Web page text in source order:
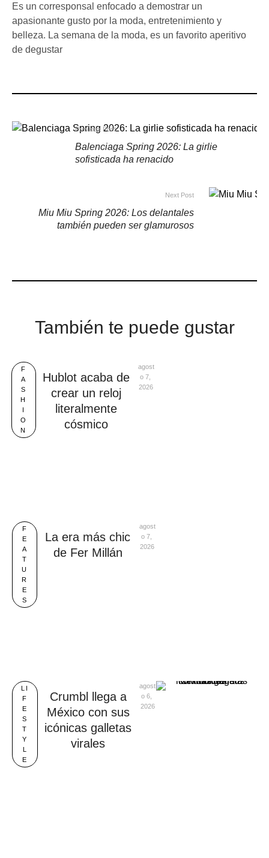
Es un corresponsal enfocado a demostrar un
apasionante gusto por la moda, entretenimiento y
belleza. La semana de la moda, es un favorito aperitivo
de degustar
Previous Post
Balenciaga Spring 2026: La girlie
sofisticada ha renacido
Next Post
Miu Miu Spring 2026: Los delantales
también pueden ser glamurosos
También te puede gustar
F
A
S
H
I
O
N
Hublot acaba de
crear un reloj
literalmente
cósmico
agost
o 7,
2026
F
E
A
T
U
R
E
S
La era más chic
de Fer Millán
agost
o 7,
2026
LI
F
E
S
T
Y
L
E
Crumbl llega a
México con sus
icónicas galletas
virales
agost
o 6,
2026